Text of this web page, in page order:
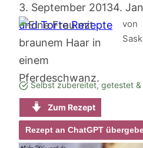
3. September 20134.
und Torte Rezepte
von
Selbst zubereitet, getestet
Zum Rezept
Rezept an ChatGPT